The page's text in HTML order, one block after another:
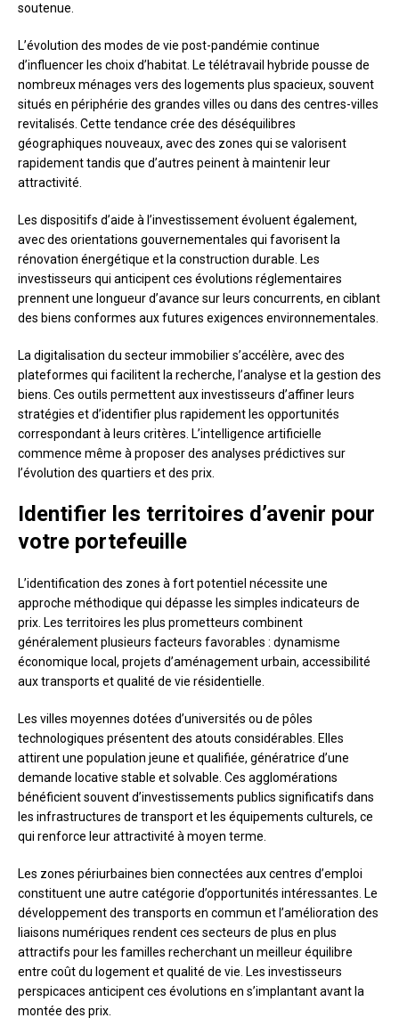
soutenue.
L’évolution des modes de vie post-pandémie continue
d’influencer les choix d’habitat. Le télétravail hybride pousse de
nombreux ménages vers des logements plus spacieux, souvent
situés en périphérie des grandes villes ou dans des centres-villes
revitalisés. Cette tendance crée des déséquilibres
géographiques nouveaux, avec des zones qui se valorisent
rapidement tandis que d’autres peinent à maintenir leur
attractivité.
Les dispositifs d’aide à l’investissement évoluent également,
avec des orientations gouvernementales qui favorisent la
rénovation énergétique et la construction durable. Les
investisseurs qui anticipent ces évolutions réglementaires
prennent une longueur d’avance sur leurs concurrents, en ciblant
des biens conformes aux futures exigences environnementales.
La digitalisation du secteur immobilier s’accélère, avec des
plateformes qui facilitent la recherche, l’analyse et la gestion des
biens. Ces outils permettent aux investisseurs d’affiner leurs
stratégies et d’identifier plus rapidement les opportunités
correspondant à leurs critères. L’intelligence artificielle
commence même à proposer des analyses prédictives sur
l’évolution des quartiers et des prix.
Identifier les territoires d’avenir pour
votre portefeuille
L’identification des zones à fort potentiel nécessite une
approche méthodique qui dépasse les simples indicateurs de
prix. Les territoires les plus prometteurs combinent
généralement plusieurs facteurs favorables : dynamisme
économique local, projets d’aménagement urbain, accessibilité
aux transports et qualité de vie résidentielle.
Les villes moyennes dotées d’universités ou de pôles
technologiques présentent des atouts considérables. Elles
attirent une population jeune et qualifiée, génératrice d’une
demande locative stable et solvable. Ces agglomérations
bénéficient souvent d’investissements publics significatifs dans
les infrastructures de transport et les équipements culturels, ce
qui renforce leur attractivité à moyen terme.
Les zones périurbaines bien connectées aux centres d’emploi
constituent une autre catégorie d’opportunités intéressantes. Le
développement des transports en commun et l’amélioration des
liaisons numériques rendent ces secteurs de plus en plus
attractifs pour les familles recherchant un meilleur équilibre
entre coût du logement et qualité de vie. Les investisseurs
perspicaces anticipent ces évolutions en s’implantant avant la
montée des prix.